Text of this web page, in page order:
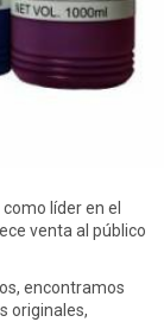
líder en el
venta al público
encontramos
originales,